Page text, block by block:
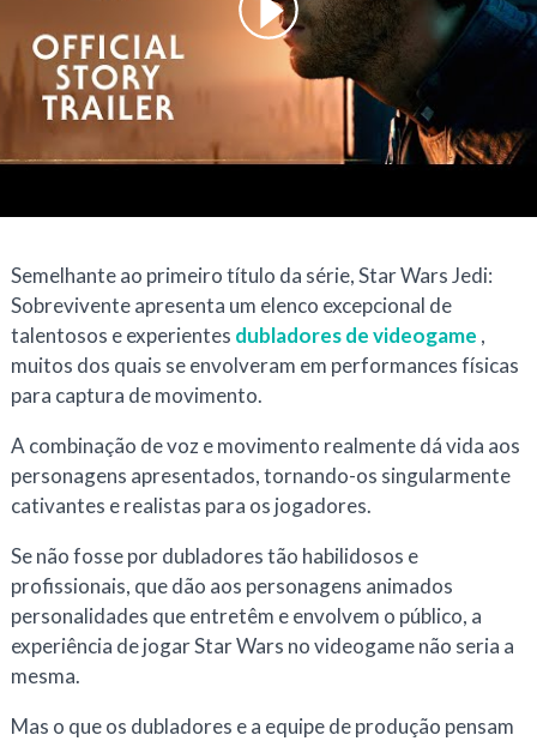
Semelhante ao primeiro título da série,Star Wars Jedi:
Sobreviventeapresenta um elenco excepcional de
talentosos e experientes dubladores de videogame ,
muitos dos quais se envolveram em performances físicas
para captura de movimento.
A combinação de voz e movimento realmente dá vida aos
personagens apresentados, tornando-os singularmente
cativantes e realistas para os jogadores.
Se não fosse por dubladores tão habilidosos e
profissionais, que dão aos personagens animados
personalidades que entretêm e envolvem o público, a
experiência de jogar Star Wars no videogame não seria a
mesma.
Mas o que os dubladores e a equipe de produção pensam